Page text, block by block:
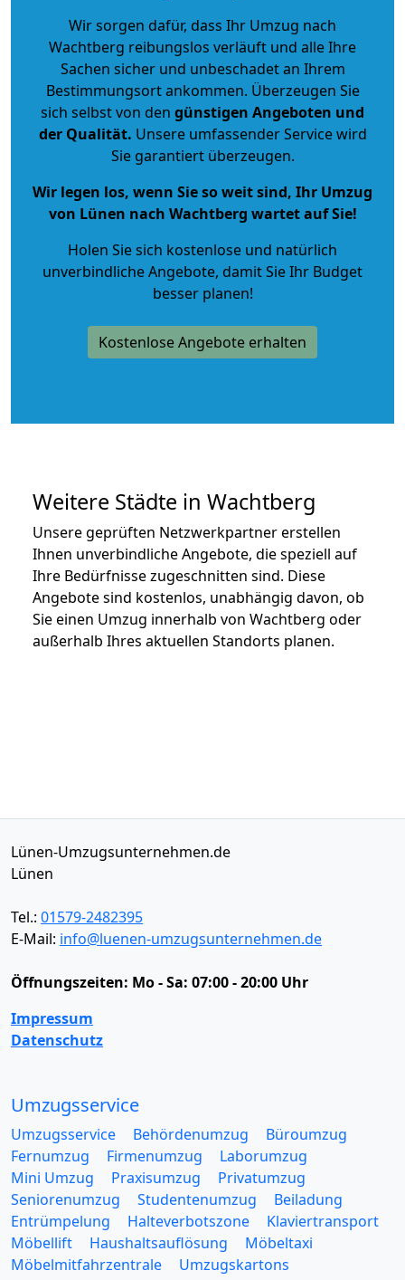
Wir sorgen dafür, dass Ihr Umzug nach
Wachtberg reibungslos verläuft und alle Ihre
Sachen sicher und unbeschadet an Ihrem
Bestimmungsort ankommen. Überzeugen Sie
sich selbst von den günstigen Angeboten und
der Qualität. Unsere umfassender Service wird
Sie garantiert überzeugen.
Wir legen los, wenn Sie so weit sind, Ihr Umzug
von Lünen nach Wachtberg wartet auf Sie!
Holen Sie sich kostenlose und natürlich
unverbindliche Angebote, damit Sie Ihr Budget
besser planen!
Kostenlose Angebote erhalten
Weitere Städte in Wachtberg
Unsere geprüften Netzwerkpartner erstellen
Ihnen unverbindliche Angebote, die speziell auf
Ihre Bedürfnisse zugeschnitten sind. Diese
Angebote sind kostenlos, unabhängig davon, ob
Sie einen Umzug innerhalb von Wachtberg oder
außerhalb Ihres aktuellen Standorts planen.
Lünen-Umzugsunternehmen.de
Lünen
Tel.: 01579-2482395
E-Mail: info@luenen-umzugsunternehmen.de
Öffnungszeiten: Mo - Sa: 07:00 - 20:00 Uhr
Impressum
Datenschutz
Umzugsservice
Umzugsservice Behördenumzug
Büroumzug
Fernumzug
Firmenumzug
Laborumzug
Mini Umzug
Praxisumzug
Privatumzug
Seniorenumzug
Studentenumzug
Beiladung
Entrümpelung
Halteverbotszone
Klaviertransport
Möbellift
Haushaltsauflösung
Möbeltaxi
Möbelmitfahrzentrale
Umzugskartons